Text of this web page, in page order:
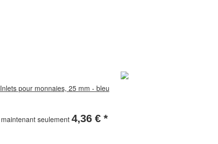
Inlets pour monnaies, 25 mm - bleu
maintenant seulement 4,36 € *